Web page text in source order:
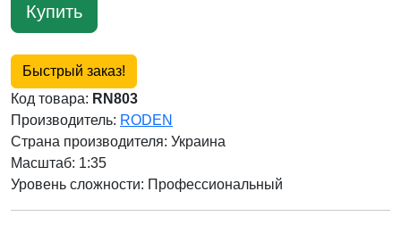
Купить
Быстрый заказ!
Код товара: RN803
Производитель: RODEN
Страна производителя: Украина
Масштаб: 1:35
Уровень сложности: Профессиональный